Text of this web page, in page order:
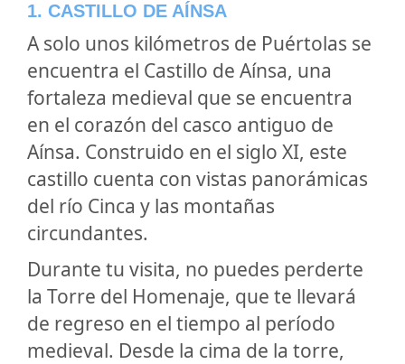
1. CASTILLO DE AÍNSA
A solo unos kilómetros de Puértolas se
encuentra el Castillo de Aínsa, una
fortaleza medieval que se encuentra
en el corazón del casco antiguo de
Aínsa. Construido en el siglo XI, este
castillo cuenta con vistas panorámicas
del río Cinca y las montañas
circundantes.
Durante tu visita, no puedes perderte
la Torre del Homenaje, que te llevará
de regreso en el tiempo al período
medieval. Desde la cima de la torre,